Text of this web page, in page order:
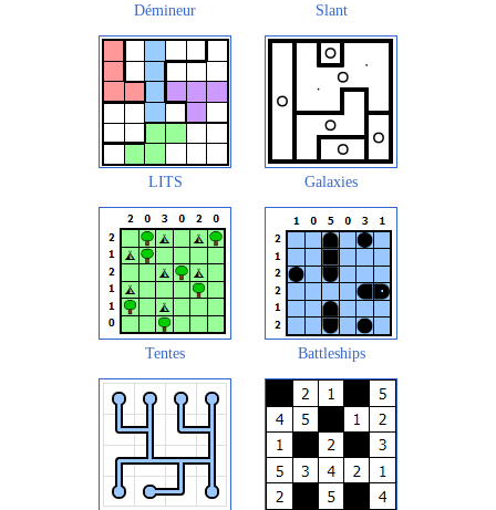
Démineur Slant
LITS Galaxies
Tentes Battleships